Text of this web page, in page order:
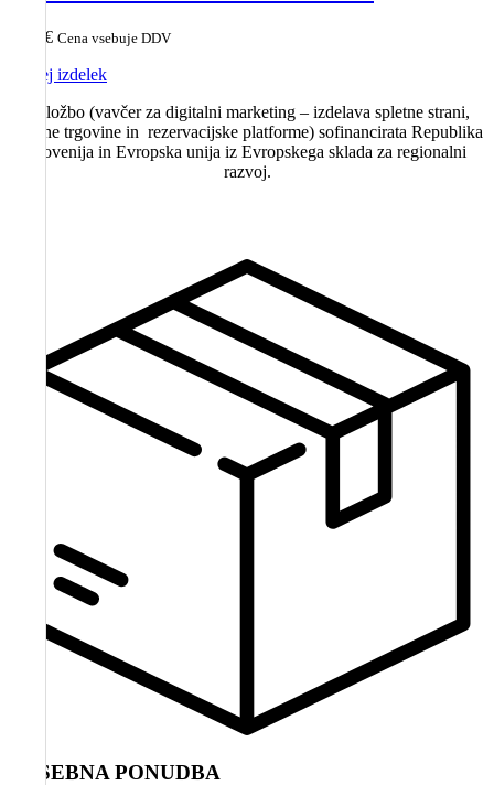
€ Cena vsebuje DDV
Poglej izdelek
Naložbo (vavčer za digitalni marketing – izdelava spletne strani,
spletne trgovine in rezervacijske platforme) sofinancirata Republika
Slovenija in Evropska unija iz Evropskega sklada za regionalni
razvoj.
POSEBNA PONUDBA